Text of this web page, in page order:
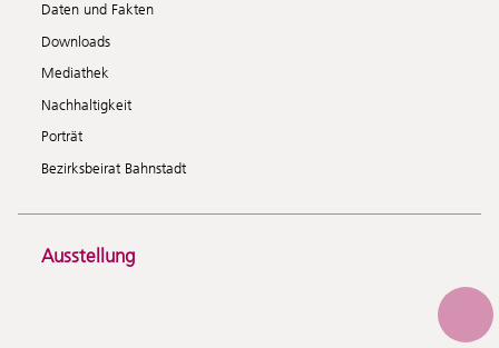
Daten und Fakten
Downloads
Mediathek
Nachhaltigkeit
Porträt
Bezirksbeirat Bahnstadt
Ausstellung